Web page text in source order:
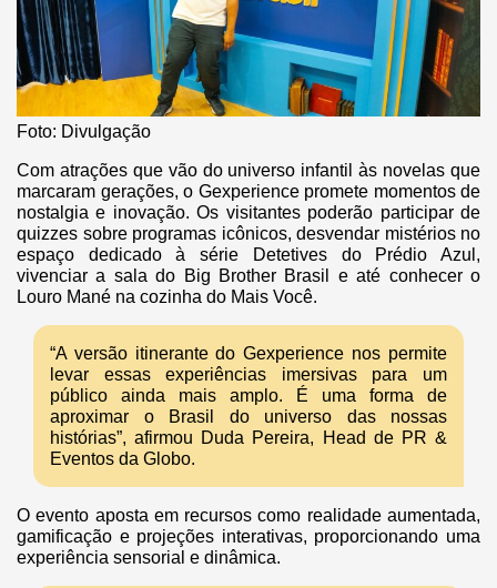
Foto: Divulgação
Com atrações que vão do universo infantil às novelas que
marcaram gerações, o Gexperience promete momentos de
nostalgia e inovação. Os visitantes poderão participar de
quizzes sobre programas icônicos, desvendar mistérios no
espaço dedicado à série Detetives do Prédio Azul,
vivenciar a sala do Big Brother Brasil e até conhecer o
Louro Mané na cozinha do Mais Você.
“A versão itinerante do Gexperience nos permite
levar essas experiências imersivas para um
público ainda mais amplo. É uma forma de
aproximar o Brasil do universo das nossas
histórias”, afirmou Duda Pereira, Head de PR &
Eventos da Globo.
O evento aposta em recursos como realidade aumentada,
gamificação e projeções interativas, proporcionando uma
experiência sensorial e dinâmica.